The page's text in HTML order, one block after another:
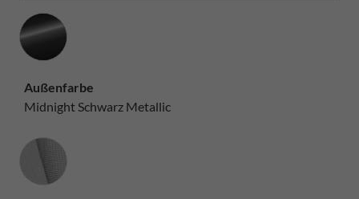
Außenfarbe
Midnight Schwarz Metallic
Innenausstattung